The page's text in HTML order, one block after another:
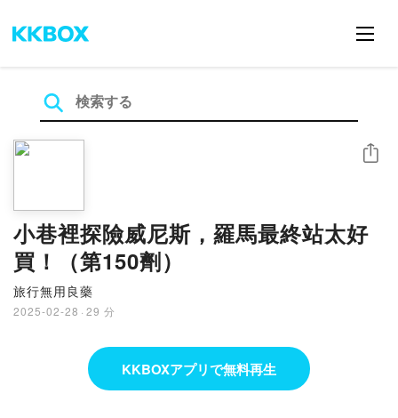
小巷裡探險威尼斯，羅馬最終站太好
買！（第150劑）
旅行無用良藥
2025-02-28 · 29 分
シェア
KKBOXアプリで無料再生